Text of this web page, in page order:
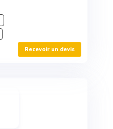
Recevoir un devis